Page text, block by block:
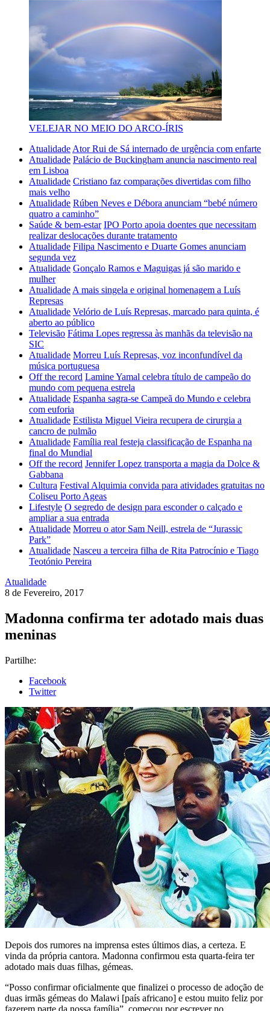
VELEJAR NO MEIO DO ARCO-ÍRIS
Atualidade Ator Rui de Sá internado de urgência com enfarte
Atualidade Palácio de Buckingham anuncia nascimento real
em Lisboa
Atualidade Cristiano faz comparações divertidas com filho
mais velho
Atualidade Rúben Neves e Débora anunciam “bebé número
quatro a caminho”
Saúde & bem-estar IPO Porto apoia doentes que necessitam
realizar deslocações durante tratamento
Atualidade Filipa Nascimento e Duarte Gomes anunciam
segunda vez
Atualidade Gonçalo Ramos e Maguigas já são marido e
mulher
Atualidade A mais singela e original homenagem a Luís
Represas
Atualidade Velório de Luís Represas, marcado para quinta, é
aberto ao público
Televisão Fátima Lopes regressa às manhãs da televisão na
SIC
Atualidade Morreu Luís Represas, voz inconfundível da
música portuguesa
Off the record Lamine Yamal celebra título de campeão do
mundo com pequena estrela
Atualidade Espanha sagra-se Campeã do Mundo e celebra
com euforia
Atualidade Estilista Miguel Vieira recupera de cirurgia a
cancro de pulmão
Atualidade Família real festeja classificação de Espanha na
final do Mundial
Off the record Jennifer Lopez transporta a magia da Dolce &
Gabbana
Cultura Festival Alquimia convida para atividades gratuitas no
Coliseu Porto Ageas
Lifestyle O segredo de design para esconder o calçado e
ampliar a sua entrada
Atualidade Morreu o ator Sam Neill, estrela de “Jurassic
Park”
Atualidade Nasceu a terceira filha de Rita Patrocínio e Tiago
Teotónio Pereira
Atualidade
8 de Fevereiro, 2017
Madonna confirma ter adotado mais duas
meninas
Partilhe:
Facebook
Twitter
Depois dos rumores na imprensa estes últimos dias, a certeza. E
vinda da própria cantora. Madonna confirmou esta quarta-feira ter
adotado mais duas filhas, gémeas.
“Posso confirmar oficialmente que finalizei o processo de adoção de
duas irmãs gémeas do Malawi [país africano] e estou muito feliz por
fazerem parte da nossa família”, começou por escrever no